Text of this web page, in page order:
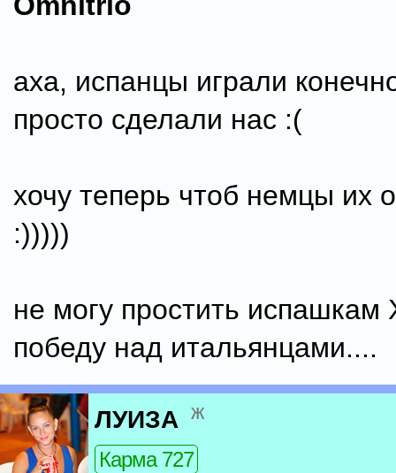
аха, испанцы играли
просто сделали нас :(
хочу теперь чтоб немцы их
:)))))
не могу простить
победу над итальянцами....
ЛУИЗА ж
Карма 727